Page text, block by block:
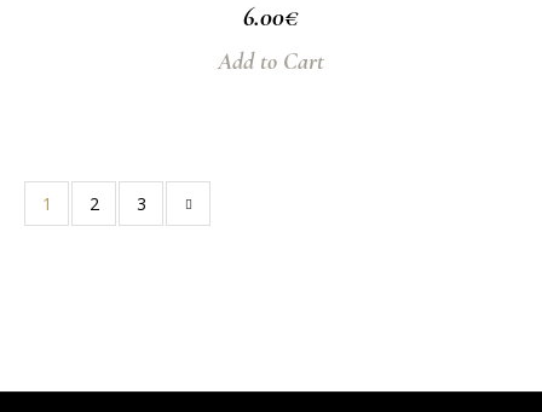
6.00€
Add to Cart
1 2 3